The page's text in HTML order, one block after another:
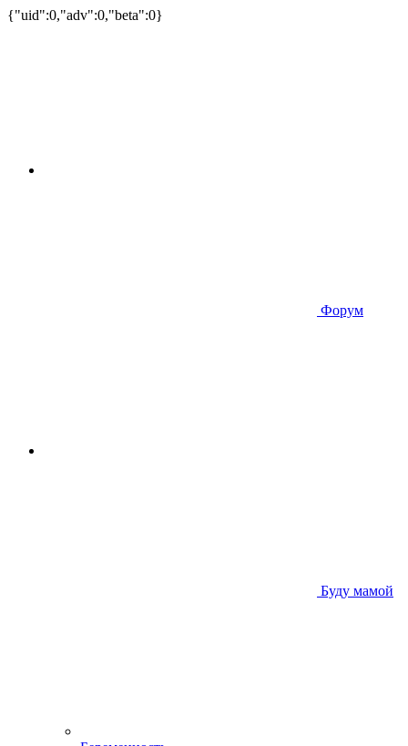
{"uid":0,"adv":0,"beta":0}
Форум
Буду мамой